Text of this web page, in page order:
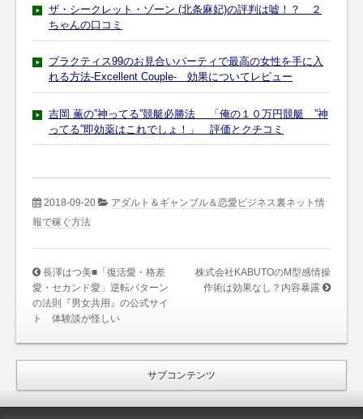
ザ・シークレット・ゾーン (北条麻妃)の評判は嘘！？ ２
ちゃんの口コミ
プラクティス99のお見合いパーティで最高の女性を手に入
れる方法-Excellent Couple- 効果についてレビュー
吉岡 薫の”神ってる”競艇必勝法 「俺の１０万円競艇 ”神
ってる”即効薬はこれでしょ！」 評価とクチコミ
2018-09-20
アダルト＆ギャンブル＆恋愛ビジネス裏ネット情
報で稼ぐ方法
長澤はつ美■「復活愛・格差
愛・セカンド愛」逆転パターン
の法則『男女共用』の公式サイ
ト 体験談が怪しい
株式会社KABUTOのM型感情操
作術は効果なし？内容暴露
サブコンテンツ